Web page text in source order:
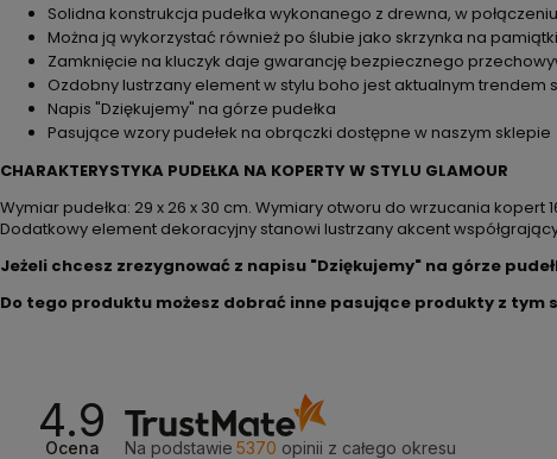
Solidna konstrukcja pudełka wykonanego z drewna, w
Można ją wykorzystać również po ślubie jako skrzynka na
Zamknięcie na kluczyk daje gwarancję bezpiecznego
Ozdobny lustrzany element w stylu boho jest aktualnym trendem
Napis "Dziękujemy" na górze pudełka
Pasujące wzory pudełek na obrączki dostępne w naszym sklepie
CHARAKTERYSTYKA PUDEŁKA NA KOPERTY W STYLU GLAMOUR
Wymiar pudełka: 29 x 26 x 30 cm. Wymiary otworu do wrzucania kopert
Dodatkowy element dekoracyjny stanowi lustrzany akcent
Jeżeli chcesz zrezygnować z napisu "Dziękujemy" na górze
Do tego produktu możesz dobrać inne pasujące produkty z tym
4.9
Ocena Na podstawie 5370 opinii z całego okresu